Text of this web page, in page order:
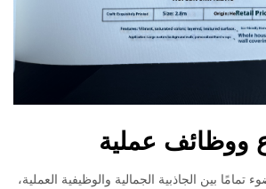
ووظائف عملية
تمامًا بين الجاذبية الجمالية والوظيفية العملية،